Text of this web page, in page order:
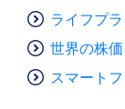
ライフプ
世界の株
スマート